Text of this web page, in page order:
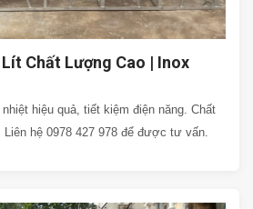
Lít Chất Lượng Cao | Inox
hiệu quả, tiết kiệm điện năng. Chất
hệ 0978 427 978 để được tư vấn.